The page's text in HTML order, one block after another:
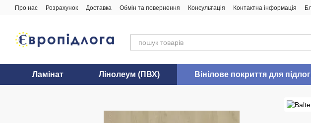
Перейти до основного контенту
Про нас Розрахунок Доставка Обмін та повернення Консультація Контактна інформація
Ламінат Лінолеум (ПВХ) Вінілове покриття для